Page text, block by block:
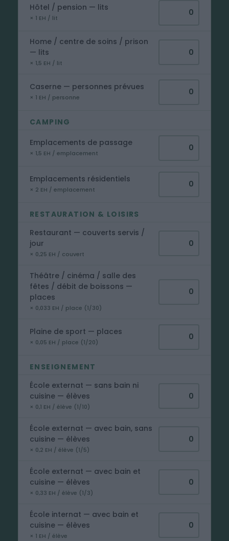
Hôtel / pension — lits
× 1 EH / lit
Home / centre de soins / prison
— lits
× 1,5 EH / lit
Caserne — personnes prévues
× 1 EH / personne
CAMPING
Emplacements de passage
× 1,5 EH / emplacement
Emplacements résidentiels
× 2 EH / emplacement
RESTAURATION & LOISIRS
Restaurant — couverts servis /
jour
× 0,25 EH / couvert
Théâtre / cinéma / salle des
fêtes / débit de boissons —
places
× 0,033 EH / place (1/30)
Plaine de sport — places
× 0,05 EH / place (1/20)
ENSEIGNEMENT
École externat — sans bain ni
cuisine — élèves
× 0,1 EH / élève (1/10)
École externat — avec bain, sans
cuisine — élèves
× 0,2 EH / élève (1/5)
École externat — avec bain et
cuisine — élèves
× 0,33 EH / élève (1/3)
École internat — avec bain et
cuisine — élèves
× 1 EH / élève